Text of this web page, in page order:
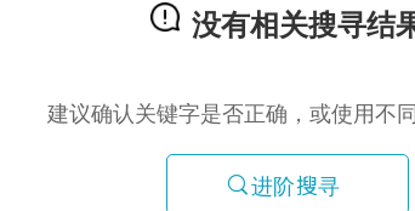
没有相关搜寻结
建议确认关键字是否正确，或使用不
进阶搜寻